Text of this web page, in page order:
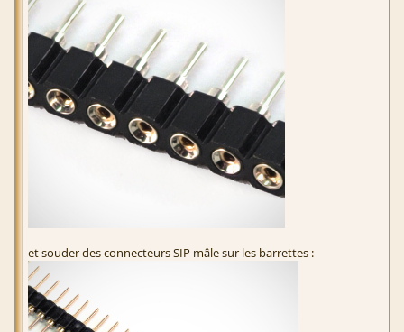
et souder des connecteurs SIP mâle sur les barrettes :